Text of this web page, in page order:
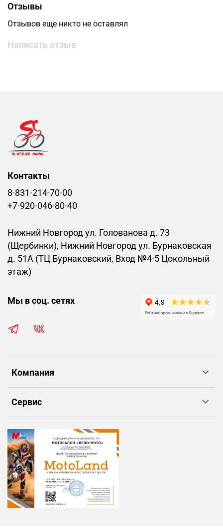
Отзывы
Отзывов еще никто не оставлял
Написать отзыв
Компания
Сервис
Контакты
8-831-214-70-00
+7-920-046-80-40
Нижний Новгород ул. Голованова д. 73
(Щербинки), Нижний Новгород ул. Бурнаковская
д. 51А (ТЦ Бурнаковский, Вход №4-5 Цокольный
этаж)
Мы в соц. сетях